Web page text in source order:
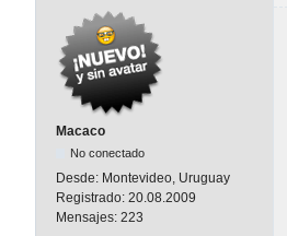
Macaco
No conectado
Desde: Montevideo, Uruguay
Registrado: 20.08.2009
Mensajes: 223